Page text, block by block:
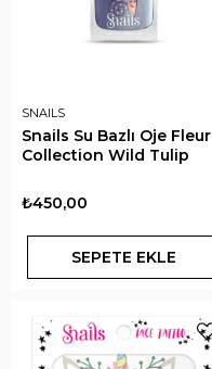
SNAILS
Snails Su Bazlı Oje Fleur
Collection Wild Tulip
₺450,00
SEPETE EKLE